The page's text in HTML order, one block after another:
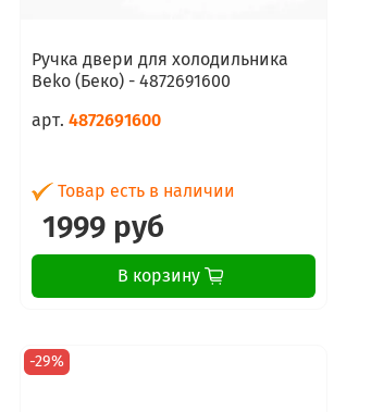
Ручка двери для холодильника
Beko (Беко) - 4872691600
арт.4872691600
Товар есть в наличии
1999 руб
В корзину
-29%